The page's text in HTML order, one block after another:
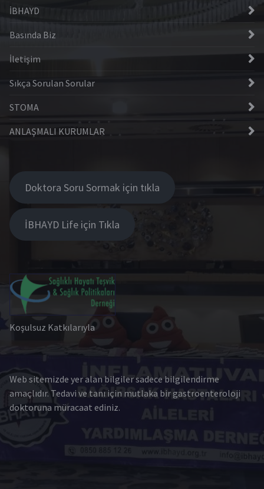
İBHAYD
Basında Biz
İletişim
Sıkça Sorulan Sorular
STOMA
ANLAŞMALI KURUMLAR
Doktora Soru Sormak için tıkla
İBHAYD Life için Tıkla
Koşulsuz Katkılarıyla
Web sitemizde yer alan bilgiler sadece bilgilendirme
amaçlıdır. Tedavi ve tanı için mutlaka bir gastroenteroloji
doktoruna müracaat ediniz.